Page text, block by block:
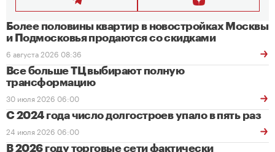
Более половины квартир в новостройках Москвы
и Подмосковья продаются со скидками
6 августа 2026 08:36
Все больше ТЦ выбирают полную
трансформацию
30 июля 2026 06:00
С 2024 года число долгостроев упало в пять раз
24 июля 2026 06:00
В 2026 году торговые сети фактически